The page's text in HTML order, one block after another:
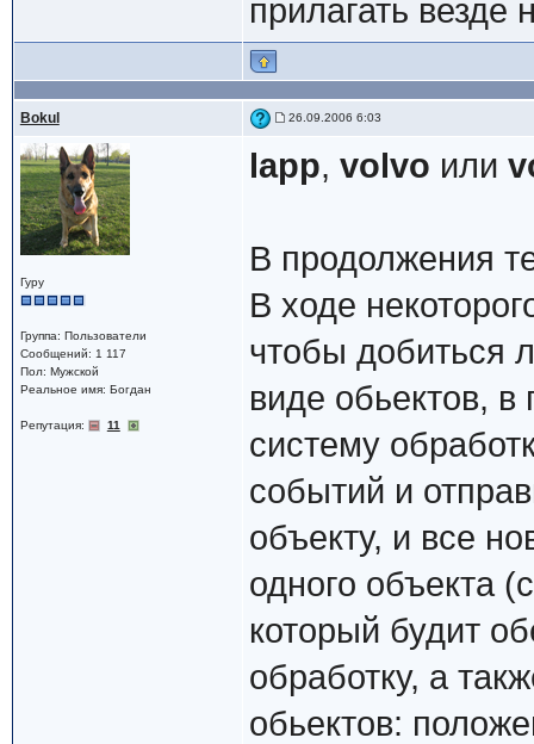
прилагать везде
Bokul 26.09.2006 6:03
Гуру
Группа: Пользователи
Сообщений: 1 117
Пол: Мужской
Реальное имя: Богдан
Репутация: 11
lapp, volvo или
В продолжения
В ходе
чтобы добиться
виде обьектов,
систему
событий и
объекту, и все
одного объекта
который будит
обработку, а
обьектов: